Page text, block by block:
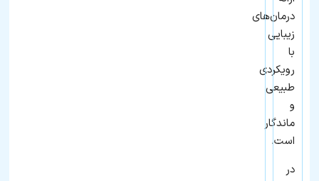
درمان‌های
زیبایی
با
رویکردی
طبیعی
و
ماندگار
است.
در